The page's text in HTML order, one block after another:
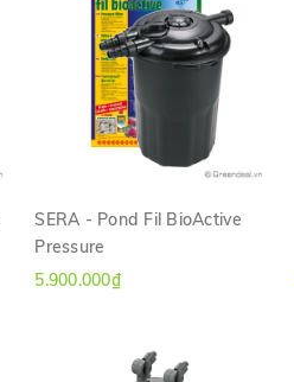
XEM NHANH
SERA - Pond Fil BioActive
Pressure
5.900.000₫